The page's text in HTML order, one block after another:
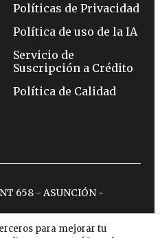
para mejorar tu
Políticas de Privacidad
Política de uso de la IA
Servicio de
Suscripción a Crédito
Política de Calidad
658 - ASUNCIÓN -